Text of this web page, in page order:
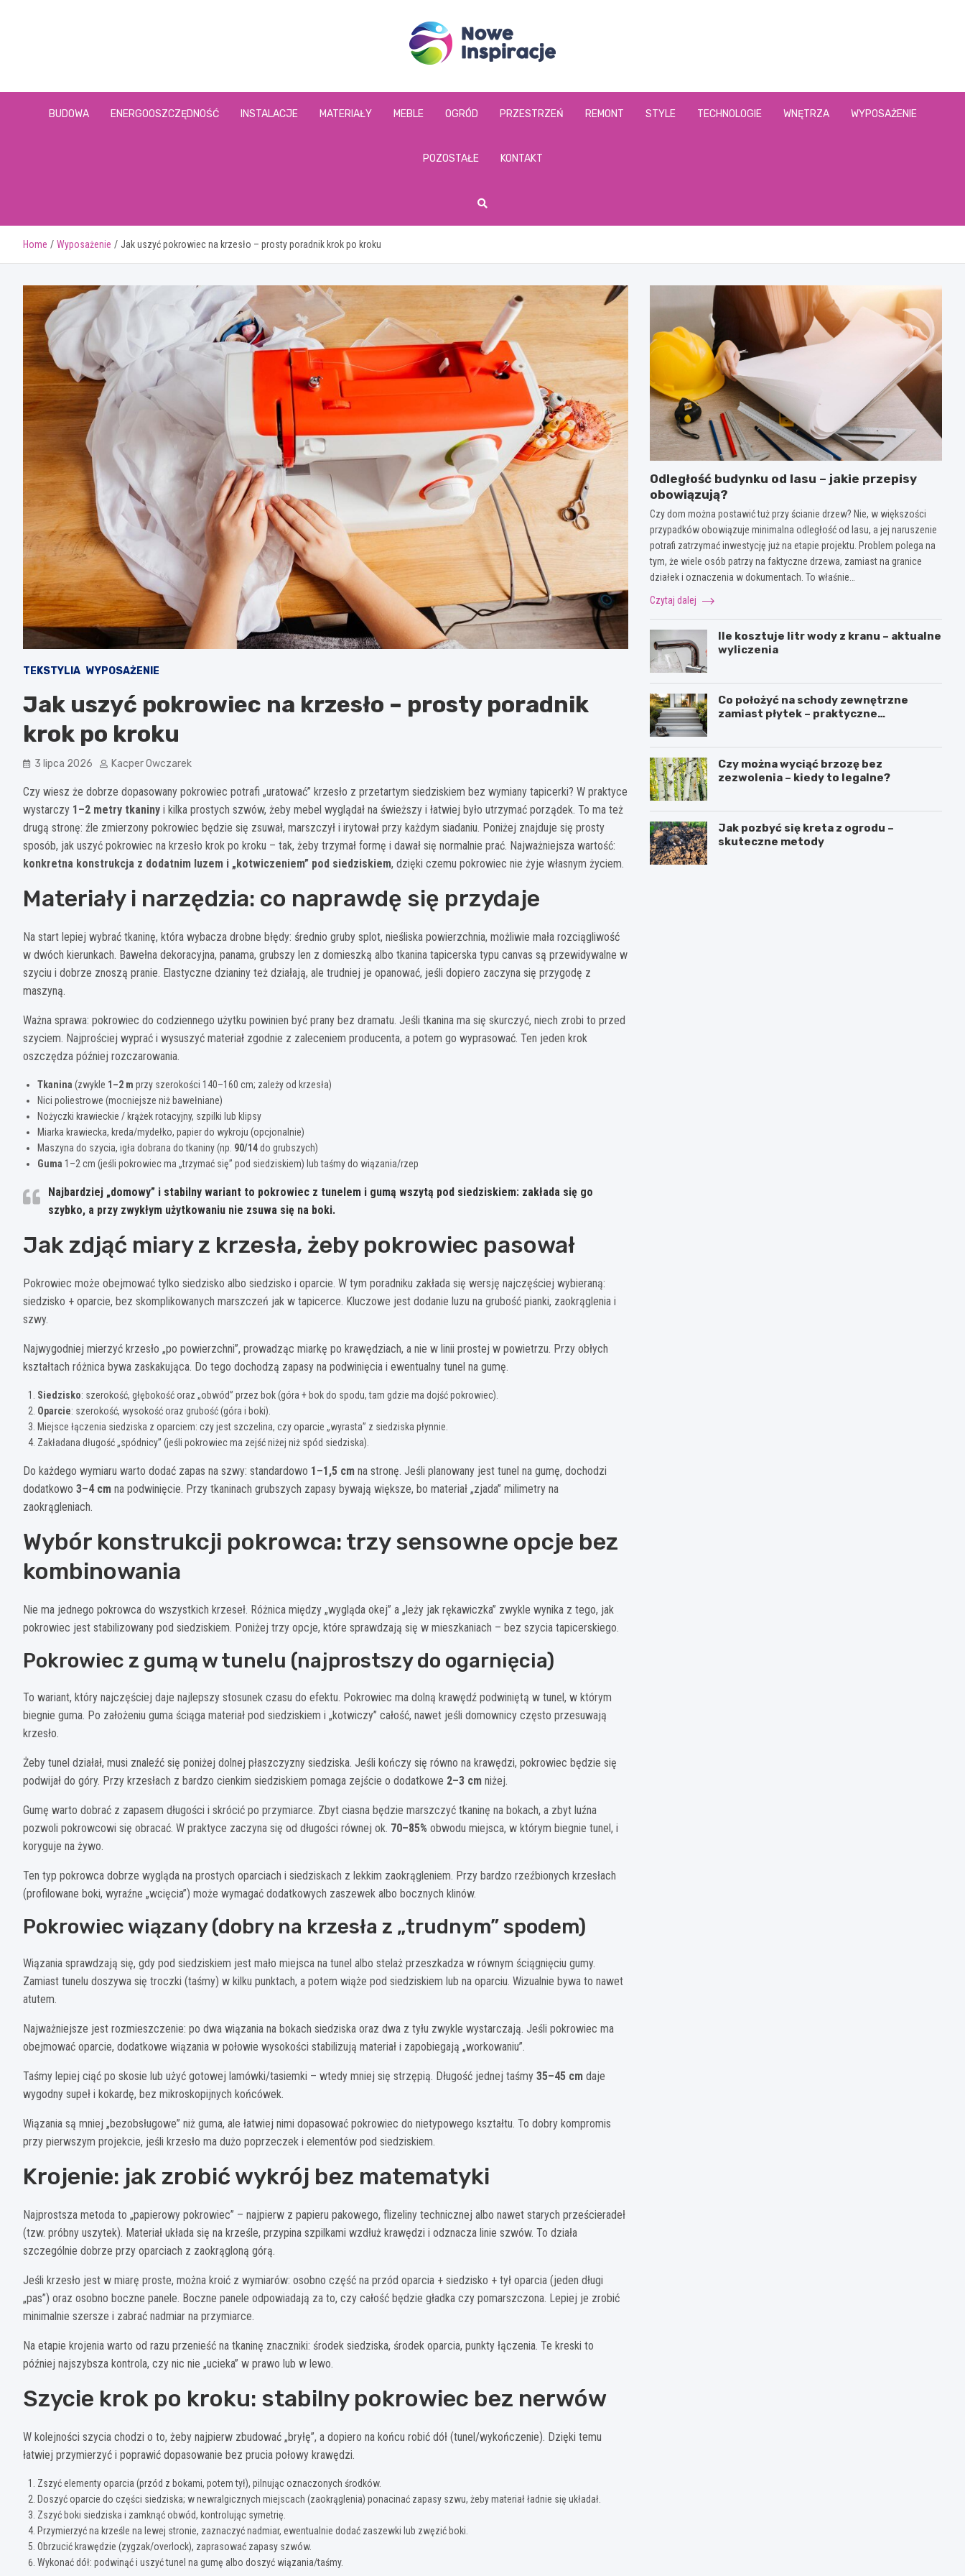
www.noweinspiracje.pl
BUDOWA ENERGOOSZCZĘDNOŚĆ INSTALACJE MATERIAŁY MEBLE OGRÓD PRZESTRZEŃ REMONT STYLE TECHNOLOGIE WNĘTRZA WYPOSAŻENIE
POZOSTAŁE KONTAKT
Home Wyposażenie Jak uszyć pokrowiec na krzesło – prosty poradnik krok po kroku
TEKSTYLIA WYPOSAŻENIE
Jak uszyć pokrowiec na krzesło – prosty poradnik
krok po kroku
3 lipca 2026 Kacper Owczarek
Czy wiesz że dobrze dopasowany pokrowiec potrafi „uratować” krzesło z przetartym siedziskiem bez wymiany tapicerki? W praktyce
wystarczy 1–2 metry tkaniny i kilka prostych szwów, żeby mebel wyglądał na świeższy i łatwiej było utrzymać porządek. To ma też
drugą stronę: źle zmierzony pokrowiec będzie się zsuwał, marszczył i irytował przy każdym siadaniu. Poniżej znajduje się prosty
sposób, jak uszyć pokrowiec na krzesło krok po kroku – tak, żeby trzymał formę i dawał się normalnie prać. Najważniejsza wartość:
konkretna konstrukcja z dodatnim luzem i „kotwiczeniem” pod siedziskiem, dzięki czemu pokrowiec nie żyje własnym życiem.
Materiały i narzędzia: co naprawdę się przydaje
Na start lepiej wybrać tkaninę, która wybacza drobne błędy: średnio gruby splot, nieśliska powierzchnia, możliwie mała rozciągliwość
w dwóch kierunkach. Bawełna dekoracyjna, panama, grubszy len z domieszką albo tkanina tapicerska typu canvas są przewidywalne w
szyciu i dobrze znoszą pranie. Elastyczne dzianiny też działają, ale trudniej je opanować, jeśli dopiero zaczyna się przygodę z
maszyną.
Ważna sprawa: pokrowiec do codziennego użytku powinien być prany bez dramatu. Jeśli tkanina ma się skurczyć, niech zrobi to przed
szyciem. Najprościej wyprać i wysuszyć materiał zgodnie z zaleceniem producenta, a potem go wyprasować. Ten jeden krok
oszczędza później rozczarowania.
Tkanina (zwykle 1–2 m przy szerokości 140–160 cm; zależy od krzesła)
Nici poliestrowe (mocniejsze niż bawełniane)
Nożyczki krawieckie / krążek rotacyjny, szpilki lub klipsy
Miarka krawiecka, kreda/mydełko, papier do wykroju (opcjonalnie)
Maszyna do szycia, igła dobrana do tkaniny (np. 90/14do grubszych)
Guma 1–2 cm (jeśli pokrowiec ma „trzymać się” pod siedziskiem) lub taśmy do wiązania/rzep
Najbardziej „domowy” i stabilny wariant to pokrowiec z tunelem i gumą wszytą pod siedziskiem: zakłada się go
szybko, a przy zwykłym użytkowaniu nie zsuwa się na boki.
Jak zdjąć miary z krzesła, żeby pokrowiec pasował
Pokrowiec może obejmować tylko siedzisko albo siedzisko i oparcie. W tym poradniku zakłada się wersję najczęściej wybieraną:
siedzisko + oparcie, bez skomplikowanych marszczeń jak w tapicerce. Kluczowe jest dodanie luzu na grubość pianki, zaokrąglenia i
szwy.
Najwygodniej mierzyć krzesło „po powierzchni”, prowadząc miarkę po krawędziach, a nie w linii prostej w powietrzu. Przy obłych
kształtach różnica bywa zaskakująca. Do tego dochodzą zapasy na podwinięcia i ewentualny tunel na gumę.
Siedzisko: szerokość, głębokość oraz „obwód” przez bok (góra + bok do spodu, tam gdzie ma dojść pokrowiec).
Oparcie: szerokość, wysokość oraz grubość (góra i boki).
Miejsce łączenia siedziska z oparciem: czy jest szczelina, czy oparcie „wyrasta” z siedziska płynnie.
Zakładana długość „spódnicy” (jeśli pokrowiec ma zejść niżej niż spód siedziska).
Do każdego wymiaru warto dodać zapas na szwy: standardowo 1–1,5 cm na stronę. Jeśli planowany jest tunel na gumę, dochodzi
dodatkowo 3–4 cm na podwinięcie. Przy tkaninach grubszych zapasy bywają większe, bo materiał „zjada” milimetry na
zaokrągleniach.
Wybór konstrukcji pokrowca: trzy sensowne opcje bez
kombinowania
Nie ma jednego pokrowca do wszystkich krzeseł. Różnica między „wygląda okej” a „leży jak rękawiczka” zwykle wynika z tego, jak
pokrowiec jest stabilizowany pod siedziskiem. Poniżej trzy opcje, które sprawdzają się w mieszkaniach – bez szycia tapicerskiego.
Pokrowiec z gumą w tunelu (najprostszy do ogarnięcia)
To wariant, który najczęściej daje najlepszy stosunek czasu do efektu. Pokrowiec ma dolną krawędź podwiniętą w tunel, w którym
biegnie guma. Po założeniu guma ściąga materiał pod siedziskiem i „kotwiczy” całość, nawet jeśli domownicy często przesuwają
krzesło.
Żeby tunel działał, musi znaleźć się poniżej dolnej płaszczyzny siedziska. Jeśli kończy się równo na krawędzi, pokrowiec będzie się
podwijał do góry. Przy krzesłach z bardzo cienkim siedziskiem pomaga zejście o dodatkowe 2–3 cm niżej.
Gumę warto dobrać z zapasem długości i skrócić po przymiarce. Zbyt ciasna będzie marszczyć tkaninę na bokach, a zbyt luźna
pozwoli pokrowcowi się obracać. W praktyce zaczyna się od długości równej ok. 70–85% obwodu miejsca, w którym biegnie tunel, i
koryguje na żywo.
Ten typ pokrowca dobrze wygląda na prostych oparciach i siedziskach z lekkim zaokrągleniem. Przy bardzo rzeźbionych krzesłach
(profilowane boki, wyraźne „wcięcia”) może wymagać dodatkowych zaszewek albo bocznych klinów.
Pokrowiec wiązany (dobry na krzesła z „trudnym” spodem)
Wiązania sprawdzają się, gdy pod siedziskiem jest mało miejsca na tunel albo stelaż przeszkadza w równym ściągnięciu gumy.
Zamiast tunelu doszywa się troczki (taśmy) w kilku punktach, a potem wiąże pod siedziskiem lub na oparciu. Wizualnie bywa to nawet
atutem.
Najważniejsze jest rozmieszczenie: po dwa wiązania na bokach siedziska oraz dwa z tyłu zwykle wystarczają. Jeśli pokrowiec ma
obejmować oparcie, dodatkowe wiązania w połowie wysokości stabilizują materiał i zapobiegają „workowaniu”.
Taśmy lepiej ciąć po skosie lub użyć gotowej lamówki/tasiemki – wtedy mniej się strzępią. Długość jednej taśmy 35–45 cm daje
wygodny supeł i kokardę, bez mikroskopijnych końcówek.
Wiązania są mniej „bezobsługowe” niż guma, ale łatwiej nimi dopasować pokrowiec do nietypowego kształtu. To dobry kompromis
przy pierwszym projekcie, jeśli krzesło ma dużo poprzeczek i elementów pod siedziskiem.
Krojenie: jak zrobić wykrój bez matematyki
Najprostsza metoda to „papierowy pokrowiec” – najpierw z papieru pakowego, flizeliny technicznej albo nawet starych prześcieradeł
(tzw. próbny uszytek). Materiał układa się na krześle, przypina szpilkami wzdłuż krawędzi i odznacza linie szwów. To działa
szczególnie dobrze przy oparciach z zaokrągloną górą.
Jeśli krzesło jest w miarę proste, można kroić z wymiarów: osobno część na przód oparcia + siedzisko + tył oparcia (jeden długi
„pas”) oraz osobno boczne panele. Boczne panele odpowiadają za to, czy całość będzie gładka czy pomarszczona. Lepiej je zrobić
minimalnie szersze i zabrać nadmiar na przymiarce.
Na etapie krojenia warto od razu przenieść na tkaninę znaczniki: środek siedziska, środek oparcia, punkty łączenia. Te kreski to
później najszybsza kontrola, czy nic nie „ucieka” w prawo lub w lewo.
Szycie krok po kroku: stabilny pokrowiec bez nerwów
W kolejności szycia chodzi o to, żeby najpierw zbudować „bryłę”, a dopiero na końcu robić dół (tunel/wykończenie). Dzięki temu
łatwiej przymierzyć i poprawić dopasowanie bez prucia połowy krawędzi.
Zszyć elementy oparcia (przód z bokami, potem tył), pilnując oznaczonych środków.
Doszyć oparcie do części siedziska; w newralgicznych miejscach (zaokrąglenia) ponacinać zapasy szwu, żeby materiał ładnie się układał.
Zszyć boki siedziska i zamknąć obwód, kontrolując symetrię.
Przymierzyć na krześle na lewej stronie, zaznaczyć nadmiar, ewentualnie dodać zaszewki lub zwęzić boki.
Obrzucić krawędzie (zygzak/overlock), zaprasować zapasy szwów.
Wykonać dół: podwinąć i uszyć tunel na gumę albo doszyć wiązania/taśmy.
Odległość budynku od lasu – jakie przepisy
obowiązują?
Czy dom można postawić tuż przy ścianie drzew? Nie, w większości
przypadków obowiązuje minimalna odległość od lasu, a jej naruszenie
potrafi zatrzymać inwestycję już na etapie projektu. Problem polega na
tym, że wiele osób patrzy na faktyczne drzewa, zamiast na granice
działek i oznaczenia w dokumentach. To właśnie…
Czytaj dalej
Ile kosztuje litr wody z kranu – aktualne
wyliczenia
Co położyć na schody zewnętrzne
zamiast płytek – praktyczne
Czy można wyciąć brzozę bez
zezwolenia – kiedy to legalne?
Jak pozbyć się kreta z ogrodu –
skuteczne metody